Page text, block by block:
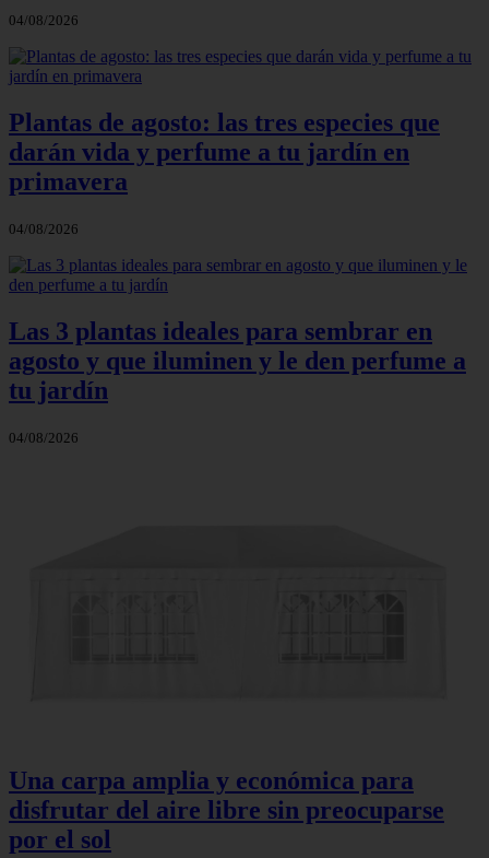
04/08/2026
Plantas de agosto: las tres especies que
darán vida y perfume a tu jardín en
primavera
04/08/2026
Las 3 plantas ideales para sembrar en
agosto y que iluminen y le den perfume a
tu jardín
04/08/2026
Una carpa amplia y económica para
disfrutar del aire libre sin preocuparse
por el sol